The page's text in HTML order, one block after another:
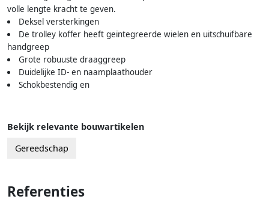
volle lengte kracht te geven.
Deksel versterkingen
De trolley koffer heeft geïntegreerde wielen en uitschuifbare
handgreep
Grote robuuste draaggreep
Duidelijke ID- en naamplaathouder
Schokbestendig en
Bekijk relevante bouwartikelen
Gereedschap
Referenties